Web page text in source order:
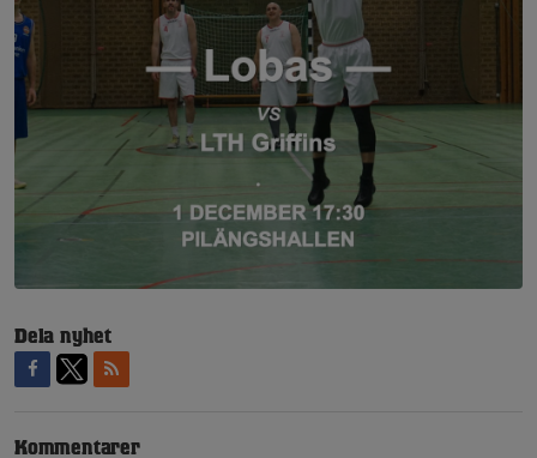
Dela nyhet
Kommentarer